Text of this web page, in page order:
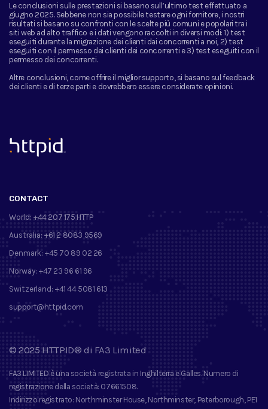
Le conclusioni sulle prestazioni si basano sull’ultimo test effettuato a
giugno 2025. Sebbene non sia possibile testare ogni fornitore, i nostri
risultati si basano su confronti con le scelte più comuni e popolari tra i
siti web ad alto traffico e i dati vengono raccolti in diversi modi: 1) test
eseguiti durante la migrazione dei clienti dai concorrenti a noi, 2) test
eseguiti con il permesso dei clienti dei concorrenti e 3) test eseguiti con il
permesso dei concorrenti.
Altre conclusioni, come offrire il miglior supporto, si basano sul feedback
dei clienti e di terze parti e dovrebbero essere considerate opinioni.
™
CONTACT
World: +44 207 175 HTTP
Australia: +61 2 8083 9569
Denmark: +45 70 89 02 26
Norway: +47 23 96 61 96
Switzerland: +41 44 5081 613
support@httpid.com
©2025 HTTPID®di FA3 Limited
FA3 LIMITED è una società registrata in Inghilterra e Galles. Numero di
registrazione della società: 07661508.
Indirizzo registrato: Northminster House, Northminster, Peterborough, PE1